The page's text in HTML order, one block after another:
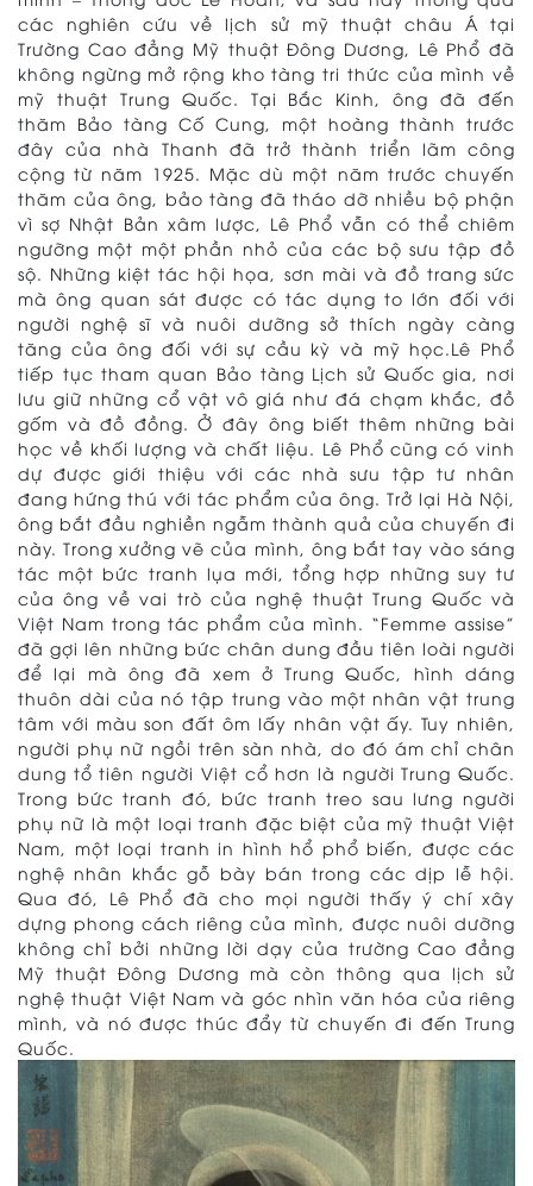
các nghiên cứu về lịch sử mỹ thuật châu Á tại
Trường Cao đẳng Mỹ thuật Đông Dương, Lê Phổ đã
không ngừng mở rộng kho tàng tri ​​thức của mình về
mỹ thuật Trung Quốc. Tại Bắc Kinh, ông đã đến
thăm Bảo tàng Cố Cung, một hoàng thành trước
đây của nhà Thanh đã trở thành triển lãm công
cộng từ năm 1925. Mặc dù một năm trước chuyến
thăm của ông, bảo tàng đã tháo dỡ nhiều bộ phận
vì sợ Nhật Bản xâm lược, Lê Phổ vẫn có thể chiêm
ngưỡng một một phần nhỏ của các bộ sưu tập đồ
sộ. Những kiệt tác hội họa, sơn mài và đồ trang sức
mà ông quan sát được có tác dụng to lớn đối với
người nghệ sĩ và nuôi dưỡng sở thích ngày càng
tăng của ông đối với sự cầu kỳ và mỹ học.Lê Phổ
tiếp tục tham quan Bảo tàng Lịch sử Quốc gia, nơi
lưu giữ những cổ vật vô giá như đá chạm khắc, đồ
gốm và đồ đồng. Ở đây ông biết thêm những bài
học về khối lượng và chất liệu. Lê Phổ cũng có vinh
dự được giới thiệu với các nhà sưu tập tư nhân
đang hứng thú với tác phẩm của ông. Trở lại Hà Nội,
ông bắt đầu nghiền ngẫm thành quả của chuyến đi
này. Trong xưởng vẽ của mình, ông bắt tay vào sáng
tác một bức tranh lụa mới, tổng hợp những suy tư
của ông về vai trò của nghệ thuật Trung Quốc và
Việt Nam trong tác phẩm của mình. “Femme assise”
đã gợi lên những bức chân dung đầu tiên loài người
để lại mà ông đã xem ở Trung Quốc, hình dáng
thuôn dài của nó tập trung vào một nhân vật trung
tâm với màu son đất ôm lấy nhân vật ấy. Tuy nhiên,
người phụ nữ ngồi trên sàn nhà, do đó ám chỉ chân
dung tổ tiên người Việt cổ hơn là người Trung Quốc.
Trong bức tranh đó, bức tranh treo sau lưng người
phụ nữ là một loại tranh đặc biệt của mỹ thuật Việt
Nam, một loại tranh in hình hổ phổ biến, được các
nghệ nhân khắc gỗ bày bán trong các dịp lễ hội.
Qua đó, Lê Phổ đã cho mọi người thấy ý chí xây
dựng phong cách riêng của mình, được nuôi dưỡng
không chỉ bởi những lời dạy của trường Cao đẳng
Mỹ thuật Đông Dương mà còn thông qua lịch sử
nghệ thuật Việt Nam và góc nhìn văn hóa của riêng
mình, và nó được thúc đẩy từ chuyến đi đến Trung
Quốc.